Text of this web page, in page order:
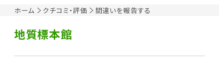
ホーム クチコミ・評価 間違いを報告する
地質標本館